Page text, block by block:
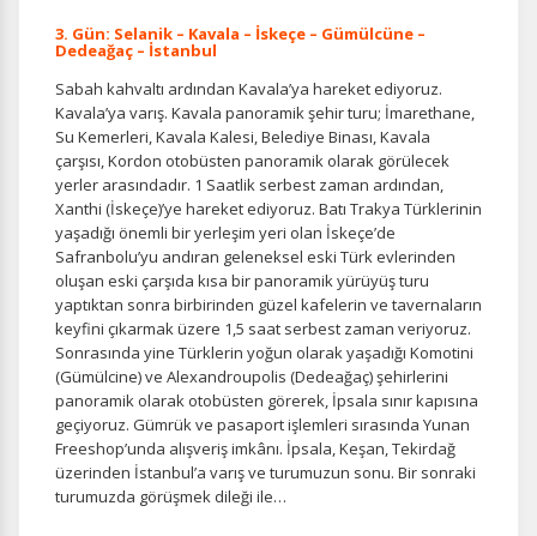
Size ve ilgi alanlarınıza uygun reklamlar göstermek için
edersiniz, ancak daha az alakalı olabilirler.
Tercihleri Kaydet
3. Gün: Selanik – Kavala – İskeçe – Gümülcüne –
Dedeağaç – İstanbul
Sabah kahvaltı ardından Kavala’ya hareket ediyoruz.
Kavala’ya varış. Kavala panoramik şehir turu; İmarethane,
Su Kemerleri, Kavala Kalesi, Belediye Binası, Kavala
çarşısı, Kordon otobüsten panoramik olarak görülecek
yerler arasındadır. 1 Saatlik serbest zaman ardından,
Xanthi (İskeçe)’ye hareket ediyoruz. Batı Trakya Türklerinin
yaşadığı önemli bir yerleşim yeri olan İskeçe’de
Safranbolu’yu andıran geleneksel eski Türk evlerinden
oluşan eski çarşıda kısa bir panoramik yürüyüş turu
yaptıktan sonra birbirinden güzel kafelerin ve tavernaların
keyfini çıkarmak üzere 1,5 saat serbest zaman veriyoruz.
Sonrasında yine Türklerin yoğun olarak yaşadığı Komotini
(Gümülcine) ve Alexandroupolis (Dedeağaç) şehirlerini
panoramik olarak otobüsten görerek, İpsala sınır kapısına
geçiyoruz. Gümrük ve pasaport işlemleri sırasında Yunan
Freeshop’unda alışveriş imkânı. İpsala, Keşan, Tekirdağ
üzerinden İstanbul’a varış ve turumuzun sonu. Bir sonraki
turumuzda görüşmek dileği ile…